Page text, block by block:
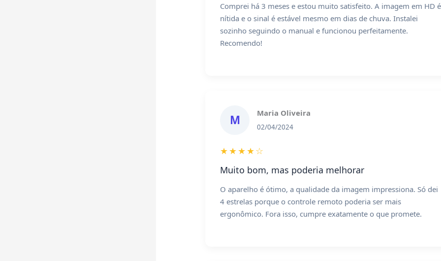
Comprei há 3 meses e estou muito satisfeito. A imagem em HD é
nítida e o sinal é estável mesmo em dias de chuva. Instalei
sozinho seguindo o manual e funcionou perfeitamente.
Recomendo!
M Maria Oliveira
02/04/2024
★★★★☆
Muito bom, mas poderia melhorar
O aparelho é ótimo, a qualidade da imagem impressiona. Só dei
4 estrelas porque o controle remoto poderia ser mais
ergonômico. Fora isso, cumpre exatamente o que promete.